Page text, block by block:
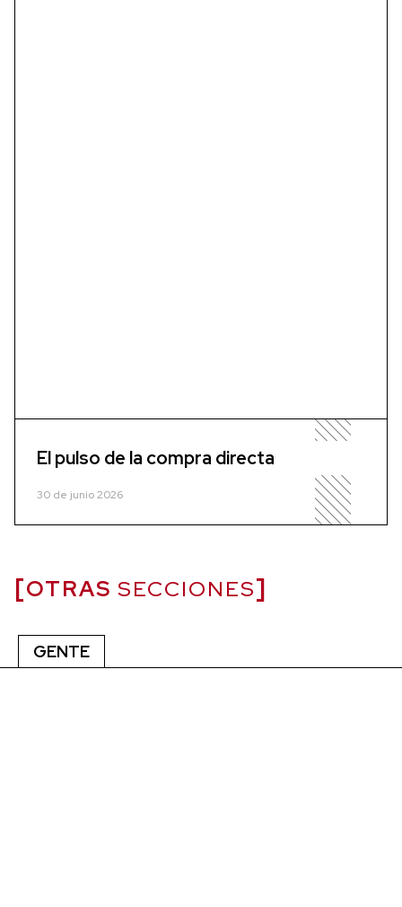
El pulso de la compra directa
30 de junio 2026
OTRAS SECCIONES
GENTE